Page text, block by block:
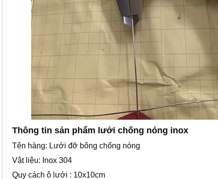
Thông tin sản phẩm lưới chống nóng inox
Tên hàng: Lưới đỡ bông chống nóng
Vật liệu: Inox 304
Quy cách ô lưới : 10x10cm